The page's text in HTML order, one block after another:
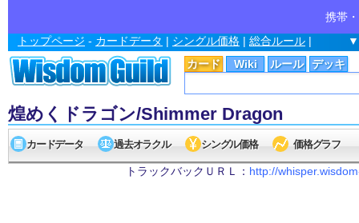
携帯
カード Wiki ルール デッキ
トップページ - カードデータ | シングル価格 | 総合ルール |
煌めくドラゴン/Shimmer Dragon
カードデータ 過去オラクル シングル価格 価格グラフ
トラックバックＵＲＬ： http://